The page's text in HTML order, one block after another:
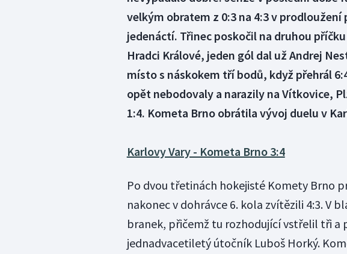
velkým obratem z 0:3 na 4:3 v
jedenáctí. Třinec poskočil na druhou
Hradci Králové, jeden gól dal už Andrej
místo s náskokem tří bodů, když přehrál
opět nebodovaly a narazily na Vítkovice,
1:4. Kometa Brno obrátila vývoj duelu v
Karlovy Vary - Kometa Brno 3:4
Po dvou třetinách hokejisté Komety Brno
nakonec v dohrávce 6. kola zvítězili 4:3. V
branek, přičemž tu rozhodující vstřelil tři
jednadvacetiletý útočník Luboš Horký.